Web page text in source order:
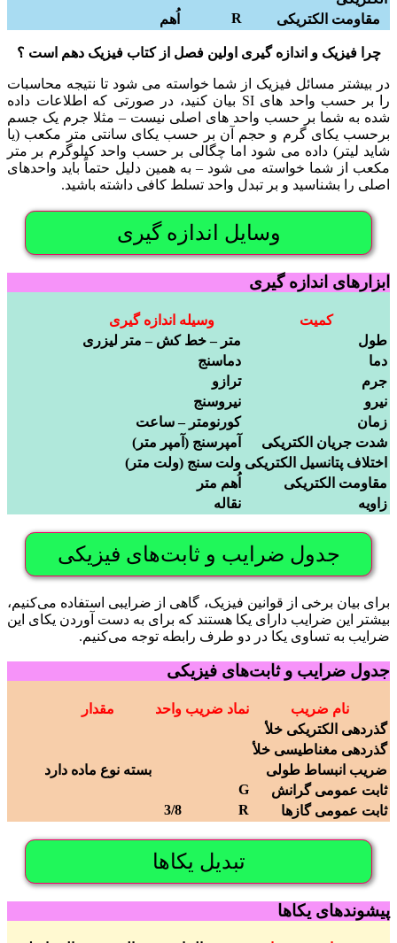
مقاومت الکتریکی
R اُهم
چرا فیزیک و اندازه گیری اولین فصل از کتاب فیزیک دهم است ؟
در بیشتر مسائل فیزیک از شما خواسته می شود تا نتیجه محاسبات
را بر حسب واحد های SI بیان کنید، در صورتی که اطلاعات داده
شده به شما بر حسب واحد های اصلی نیست – مثلا جرم یک جسم
برحسب یکای گرم و حجم آن بر حسب یکای سانتی متر مکعب (یا
شاید لیتر) داده می شود اما چگالی بر حسب واحد کیلوگرم بر متر
مکعب از شما خواسته می شود – به همین دلیل حتماً باید واحدهای
اصلی را بشناسید و بر تبدل واحد تسلط کافی داشته باشید.
وسایل اندازه گیری
ابزارهای اندازه گیری
کمیت
وسیله اندازه گیری
طول
متر – خط کش – متر لیزری
دما
دماسنج
جرم
ترازو
نیرو
نیروسنج
زمان
کورنومتر – ساعت
شدت جریان الکتریکی
آمپرسنج (آمپر متر)
اختلاف پتانسیل الکتریکی ولت سنج (ولت متر)
مقاومت الکتریکی
اُهم متر
زاویه
نقاله
جدول ضرایب و ثابت‌های فیزیکی
برای بیان برخی از قوانین فیزیک، گاهی از ضرایبی استفاده می‌کنیم،
بیشتر این ضرایب دارای یکا هستند که برای به دست آوردن یکای این
ضرایب به تساوی یکا در دو طرف رابطه توجه می‌­کنیم.
جدول ضرایب و ثابت‌های فیزیکی
نام ضریب نماد ضریب واحد
مقدار
گذردهی الکتریکی خلأ
گذردهی مغناطیسی خلأ
ضریب انبساط طولی
بسته نوع ماده دارد
ثابت عمومی گرانش
G
ثابت عمومی گازها
R
3/8
تبدیل یکاها
پیشوندهای یکاها